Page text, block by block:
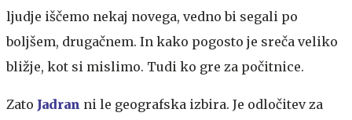
ljudje iščemo nekaj novega, vedno bi segali po
boljšem, drugačnem. In kako pogosto je sreča veliko
bližje, kot si mislimo. Tudi ko gre za počitnice.
Zato Jadran ni le geografska izbira. Je odločitev za